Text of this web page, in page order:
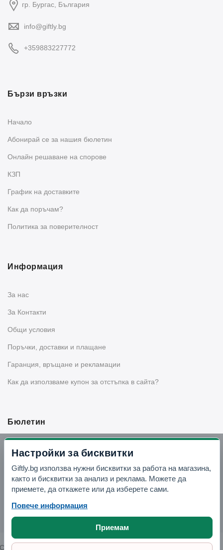
гр. Бургас, България
info@giftly.bg
+359883227772
Бързи връзки
Начало
Абонирай се за нашия бюлетин
Oнлайн решаване на спорове
КЗП
График на доставките
Как да поръчам?
Политика за поверителност
Информация
За нас
За Контакти
Общи условия
Поръчки, доставки и плащане
Гаранция, връщане и рекламации
Как да използваме купон за отстъпка в сайта?
Бюлетин
Вземи -10% отстъпка в Telegram
Отвори Telegram
Copyright © 2026 GIFTLY.BG. All rights reserved.
Настройки за бисквитки
Giftly.bg използва нужни бисквитки за работа на магазина,
както и бисквитки за анализ и реклама. Можете да
приемете, да откажете или да изберете сами.
Повече информация
Приемам